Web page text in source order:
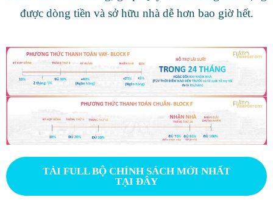
được dòng tiền và sở hữu nhà dễ hơn bao giờ hết.
TẢI FULL BỘ CHÍNH SÁCH MỚI NHẤT
TẠI ĐÂY